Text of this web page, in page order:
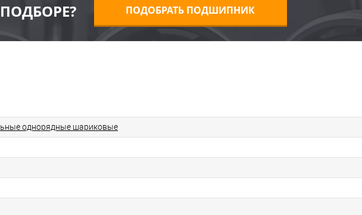
ПОДОБРАТЬ ПОДШИПНИК
однорядные шариковые